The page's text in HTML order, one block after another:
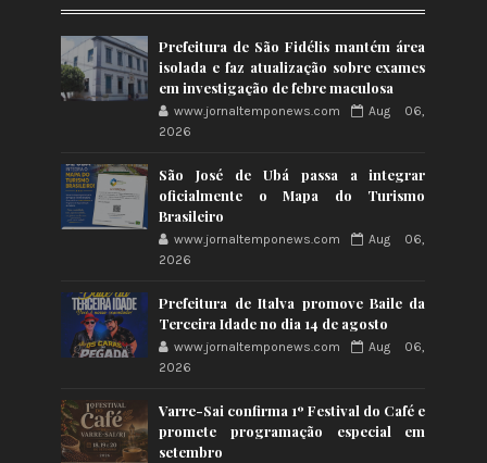
Prefeitura de São Fidélis mantém área
isolada e faz atualização sobre exames
em investigação de febre maculosa
www.jornaltemponews.com
Aug 06,
2026
São José de Ubá passa a integrar
oficialmente o Mapa do Turismo
Brasileiro
www.jornaltemponews.com
Aug 06,
2026
Prefeitura de Italva promove Baile da
Terceira Idade no dia 14 de agosto
www.jornaltemponews.com
Aug 06,
2026
Varre-Sai confirma 1º Festival do Café e
promete programação especial em
setembro